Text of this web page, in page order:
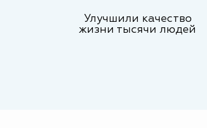
Улучшили качество
жизни тысячи людей